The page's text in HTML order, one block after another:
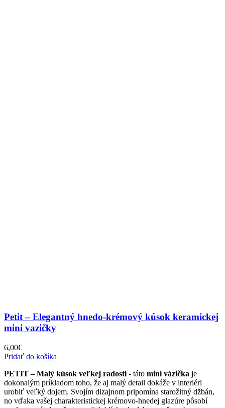
Petit – Elegantný hnedo-krémový kúsok keramickej
mini vazičky
6,00€
Pridať do košíka
PETIT – Malý kúsok veľkej radosti - táto mini vázička je
dokonalým príkladom toho, že aj malý detail dokáže v interiéri
urobiť veľký dojem. Svojím dizajnom pripomína starožitný džbán,
no vďaka vašej charakteristickej krémovo-hnedej glazúre pôsobí